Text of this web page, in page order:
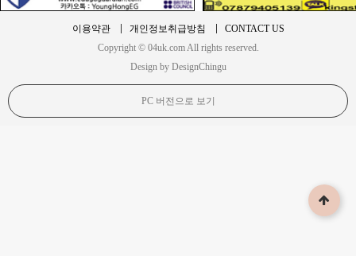
이용약관 개인정보취급방침
CONTACT US
Copyright © 04uk.com All rights reserved.
Design by DesignChingu
PC 버전으로 보기